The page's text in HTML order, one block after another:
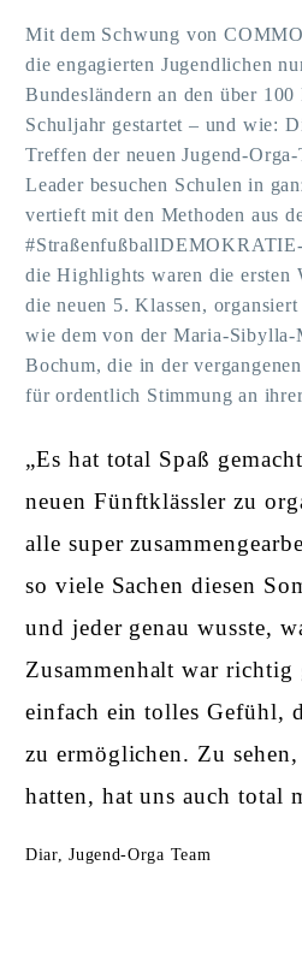
Mit dem Schwung von
die engagierten Jugendlichen
Bundesländern an den über 100
Schuljahr gestartet – und wie:
Treffen der neuen Jugend-
Leader besuchen Schulen in
vertieft mit den Methoden aus
die Highlights waren die ersten
die neuen 5. Klassen,
wie dem von der Maria-Sibylla-
Bochum, die in der
für ordentlich Stimmung an
„Es hat total Spaß
neuen Fünftklässler zu
alle super
so viele Sachen diesen
und jeder genau wusste,
Zusammenhalt war richtig
einfach ein tolles Gefühl,
zu ermöglichen. Zu
hatten, hat uns auch total
Diar, Jugend-Orga Team